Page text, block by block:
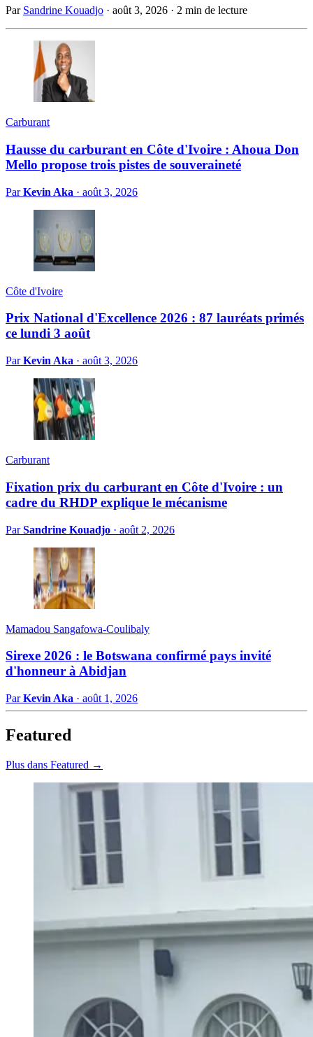
Par Sandrine Kouadjo · août 3, 2026 · 2 min de lecture
Carburant
Hausse du carburant en Côte d'Ivoire : Ahoua Don
Mello propose trois pistes de souveraineté
ParKevin Aka · août 3, 2026
Côte d'Ivoire
Prix National d'Excellence 2026 : 87 lauréats primés
ce lundi 3 août
ParKevin Aka · août 3, 2026
Carburant
Fixation prix du carburant en Côte d'Ivoire : un
cadre du RHDP explique le mécanisme
ParSandrine Kouadjo · août 2, 2026
Mamadou Sangafowa-Coulibaly
Sirexe 2026 : le Botswana confirmé pays invité
d'honneur à Abidjan
ParKevin Aka · août 1, 2026
Featured
Plus dans Featured →